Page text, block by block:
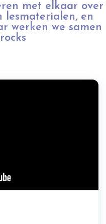
met elkaar over
lesmaterialen, en
werken we samen